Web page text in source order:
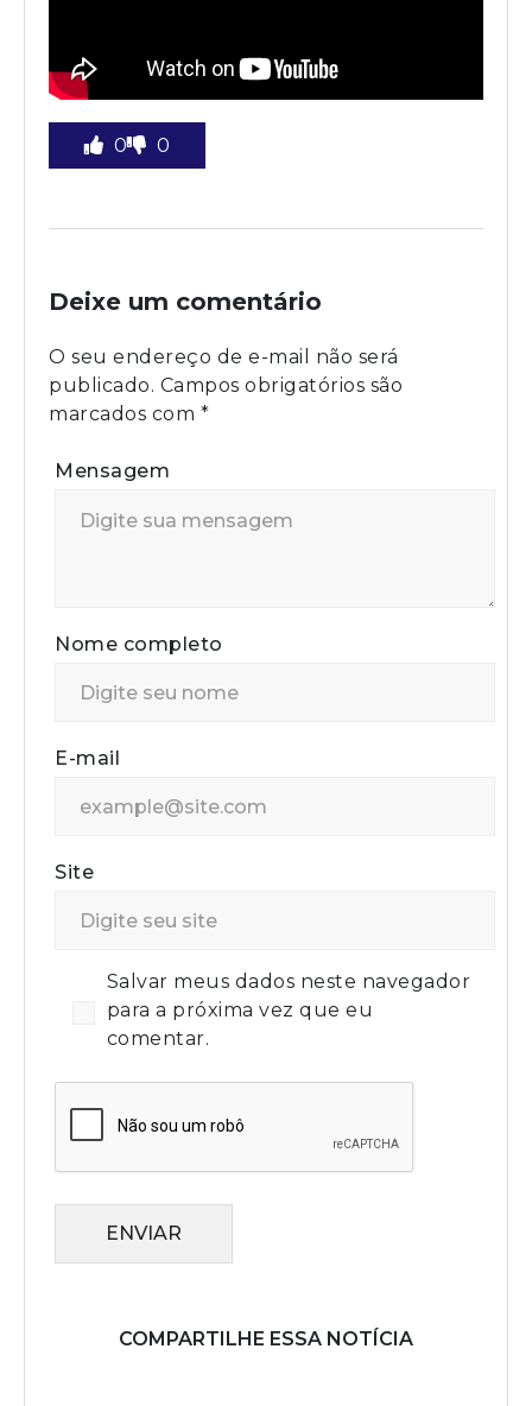
0 0
Deixe um comentário
O seu endereço de e-mail não será
publicado. Campos obrigatórios são
marcados com *
Mensagem
Nome completo
E-mail
Site
Salvar meus dados neste navegador
para a próxima vez que eu
comentar.
ENVIAR
COMPARTILHE ESSA NOTÍCIA